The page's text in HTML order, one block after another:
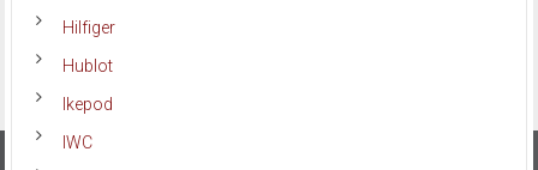
Hilfiger
Hublot
Ikepod
IWC